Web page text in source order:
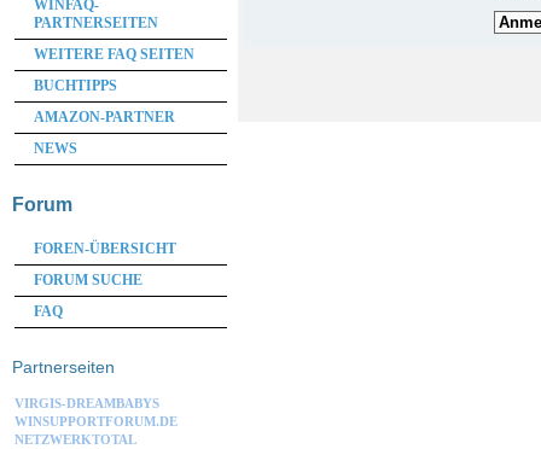
WINFAQ-
PARTNERSEITEN
WEITERE FAQ SEITEN
BUCHTIPPS
AMAZON-PARTNER
NEWS
Forum
FOREN-ÜBERSICHT
FORUM SUCHE
FAQ
Partnerseiten
VIRGIS-DREAMBABYS
WINSUPPORTFORUM.DE
NETZWERKTOTAL